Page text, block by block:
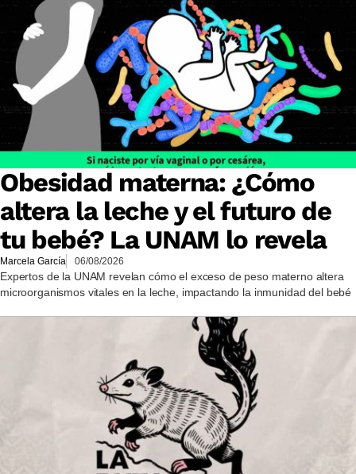
Obesidad materna: ¿Cómo
altera la leche y el futuro de
tu bebé? La UNAM lo revela
Marcela García 06/08/2026
Expertos de la UNAM revelan cómo el exceso de peso materno altera
microorganismos vitales en la leche, impactando la inmunidad del bebé